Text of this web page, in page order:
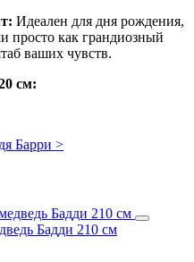
Идеален для дня рождения,
просто как грандиозный
ваших чувств.
см:
Барри >
Бадди 210 см